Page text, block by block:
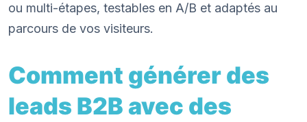
ou multi-étapes, testables en A/B et adaptés au
parcours de vos visiteurs.
Comment générer des
leads B2B avec des